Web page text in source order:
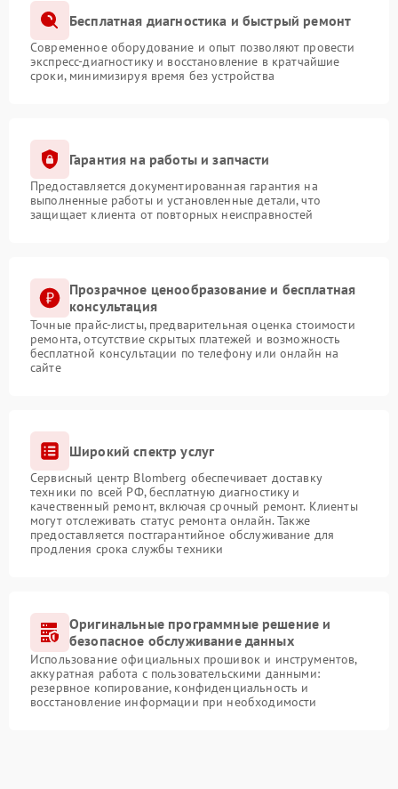
Бесплатная диагностика и быстрый ремонт
Современное оборудование и опыт позволяют провести
экспресс-диагностику и восстановление в кратчайшие
сроки, минимизируя время без устройства
Гарантия на работы и запчасти
Предоставляется документированная гарантия на
выполненные работы и установленные детали, что
защищает клиента от повторных неисправностей
Прозрачное ценообразование и бесплатная
консультация
Точные прайс-листы, предварительная оценка стоимости
ремонта, отсутствие скрытых платежей и возможность
бесплатной консультации по телефону или онлайн на
сайте
Широкий спектр услуг
Сервисный центр Blomberg обеспечивает доставку
техники по всей РФ, бесплатную диагностику и
качественный ремонт, включая срочный ремонт. Клиенты
могут отслеживать статус ремонта онлайн. Также
предоставляется постгарантийное обслуживание для
продления срока службы техники
Оригинальные программные решение и
безопасное обслуживание данных
Использование официальных прошивок и инструментов,
аккуратная работа с пользовательскими данными:
резервное копирование, конфиденциальность и
восстановление информации при необходимости